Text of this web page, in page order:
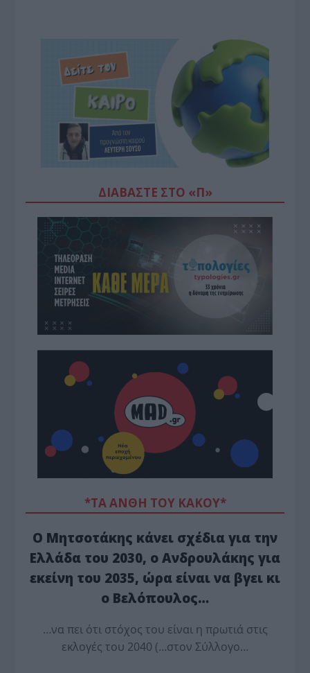
ΔΙΑΒΆΣΤΕ ΣΤΟ «Π»
*ΤΑ ΆΝΘΗ ΤΟΥ ΚΑΚΟΎ*
Ο Μητσοτάκης κάνει σχέδια για την
Ελλάδα του 2030, ο Ανδρουλάκης για
εκείνη του 2035, ώρα είναι να βγει κι
ο Βελόπουλος…
…να πει ότι στόχος του είναι η πρωτιά στις
εκλογές του 2040 (…στον Σύλλογο…